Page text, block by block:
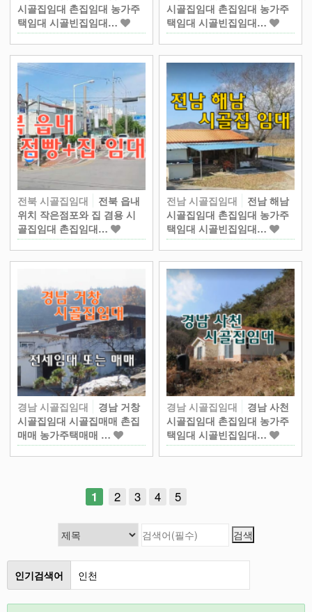
시골집임대 촌집임대 농가주
택임대 시골빈집임대…
시골집임대 촌집임대 농가주
택임대 시골빈집임대…
전북 시골집임대
전북 읍내
위치 작은점포와 집 겸용 시
골집임대 촌집임대…
전남 시골집임대
전남 해남
시골집임대 촌집임대 농가주
택임대 시골빈집임대…
경남 시골집임대
경남 거창
시골집임대 시골집매매 촌집
매매 농가주택매매 …
경남 시골집임대
경남 사천
시골집임대 촌집임대 농가주
택임대 시골빈집임대…
1 2 3 4 5
인기검색어
인천
2026